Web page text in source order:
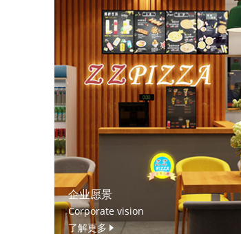
企业愿景
Corporate vision
了解更多